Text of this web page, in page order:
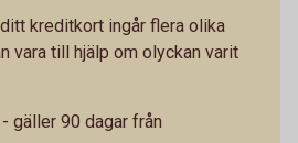
kreditkort ingår flera olika
vara till hjälp om olyckan varit
gäller 90 dagar från